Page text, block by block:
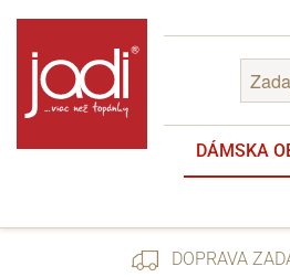
DÁMSKA
DOPRAVA